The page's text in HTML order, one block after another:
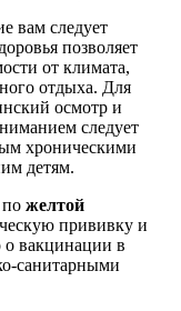
вам следует
позволяет
от климата,
отдыха. Для
осмотр и
следует
хроническими
детям.
желтой
прививку и
о вакцинации в
санитарными